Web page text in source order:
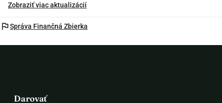
Zobraziť viac aktualizácií
flagSpráva Finančná Zbierka
Darovať